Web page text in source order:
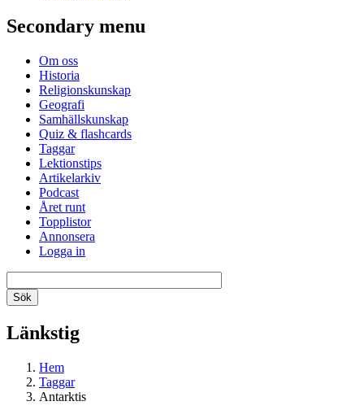
Secondary menu
Om oss
Historia
Religionskunskap
Geografi
Samhällskunskap
Quiz & flashcards
Taggar
Lektionstips
Artikelarkiv
Podcast
Året runt
Topplistor
Annonsera
Logga in
Länkstig
Hem
Taggar
Antarktis